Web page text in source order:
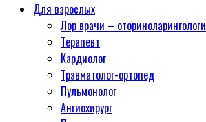
Для взрослых
Лор врачи – оториноларингологи
Терапевт
Кардиолог
Травматолог-ортопед
Пульмонолог
Ангиохирург